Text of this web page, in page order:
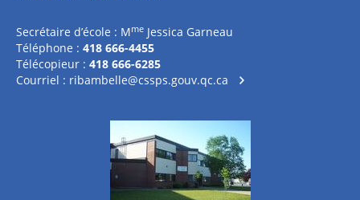
Secrétaire d’école : Mme Jessica Garneau
Téléphone : 418 666-4455
Télécopieur : 418 666-6285
Courriel : ribambelle@cssps.gouv.qc.ca